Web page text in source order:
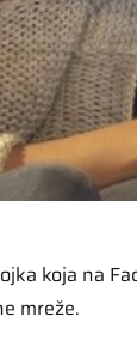
koja na
mreže.